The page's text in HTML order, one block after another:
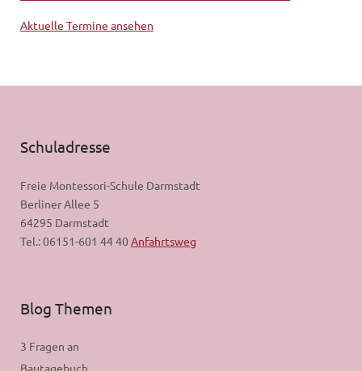
Aktuelle Termine ansehen
Schuladresse
Freie Montessori-Schule Darmstadt
Berliner Allee 5
64295 Darmstadt
Tel.: 06151-601 44 40 Anfahrtsweg
Blog Themen
3 Fragen an
Bautagebuch